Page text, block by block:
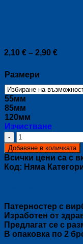
2,10 € – 2,90 €Price
2,90 €
Размери
55мм
85мм
120мм
Изчистване
количество
за
Тръбички
за
патерностер
Добавяне в количката
Всички цени са с
Код: Няма
Патерностер с
Изработен от
Предлагат се с
В опаковка по 2